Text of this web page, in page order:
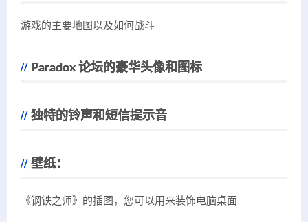
游戏的主要地图以及如何战斗
Paradox 论坛的豪华头像和图标
独特的铃声和短信提示音
壁纸：
《钢铁之师》的插图，您可以用来装饰电脑桌面